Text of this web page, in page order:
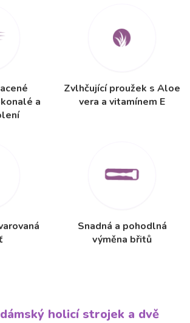
a
Zvlhčující proužek s Aloe
vera a vitamínem E
Snadná a pohodlná
výměna břitů
holicí strojek a dvě